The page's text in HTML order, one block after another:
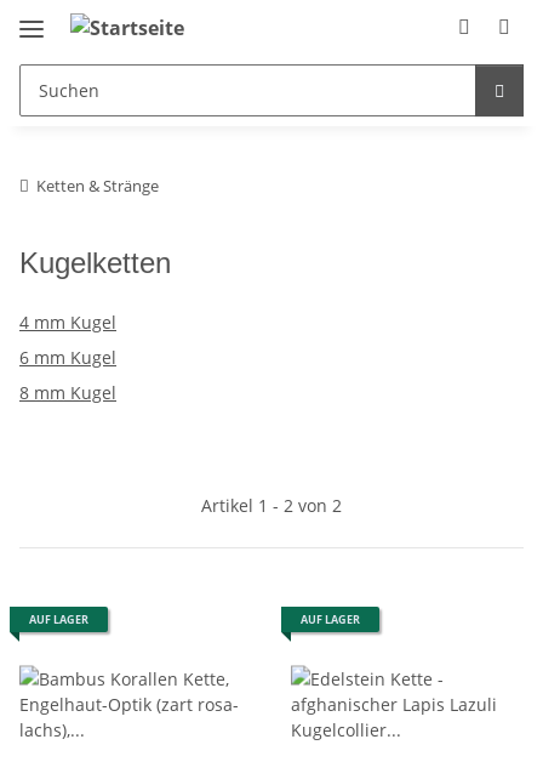
Ketten & Stränge
Kugelketten
4 mm Kugel
6 mm Kugel
8 mm Kugel
Artikel 1 - 2 von 2
AUF LAGER AUF LAGER